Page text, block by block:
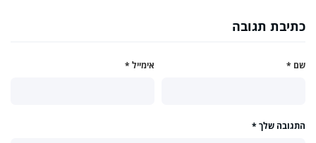
כתיבת תגובה
שם * אימייל *
התגובה שלך *